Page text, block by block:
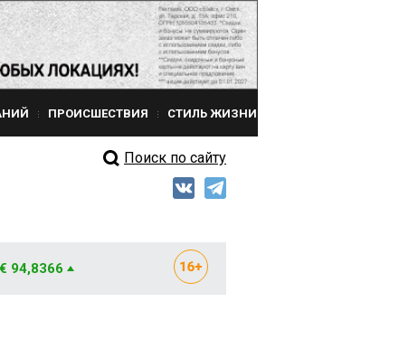
ПРОИСШЕСТВИЯ СТИЛЬ ЖИЗНИ
Поиск по сайту
€ 94,8366